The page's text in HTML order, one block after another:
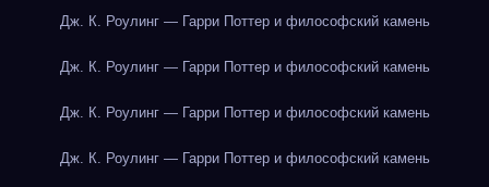
Дж. К. Роулинг — Гарри Поттер и философский камень
Дж. К. Роулинг — Гарри Поттер и философский камень
Дж. К. Роулинг — Гарри Поттер и философский камень
Дж. К. Роулинг — Гарри Поттер и философский камень